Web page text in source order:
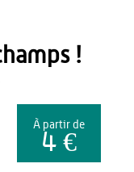
!
À partir de
4 €